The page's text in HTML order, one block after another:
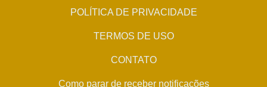
POLÍTICA DE PRIVACIDADE
TERMOS DE USO
CONTATO
Como parar de receber notificações